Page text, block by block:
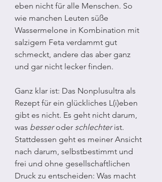
eben nicht für alle Menschen. So
wie manchen Leuten süße
Wassermelone in Kombination mit
salzigem Feta verdammt gut
schmeckt, andere das aber ganz
und gar nicht lecker finden.
Ganz klar ist: Das Nonplusultra als
Rezept für ein glückliches L(i)eben
gibt es nicht. Es geht nicht darum,
was besser oder schlechter ist.
Stattdessen geht es meiner Ansicht
nach darum, selbstbestimmt und
frei und ohne gesellschaftlichen
Druck zu entscheiden: Was macht